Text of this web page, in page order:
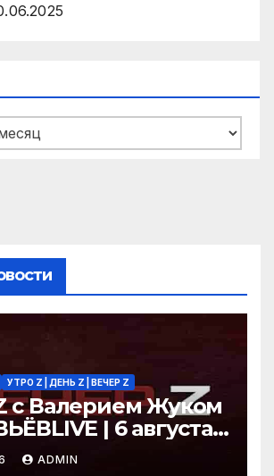
УТРО Z | ДЕНЬ Z | ВЕЧЕР Z
с Валерием Жуком
| 6 августа
ADMIN